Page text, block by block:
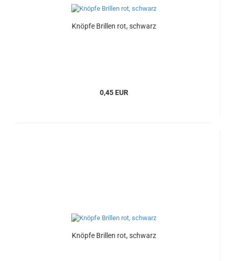
Knöpfe Brillen rot, schwarz
0,45 EUR
Knöpfe Brillen rot, schwarz